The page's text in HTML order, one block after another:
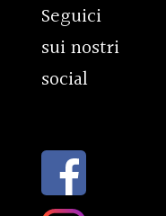
Seguici
sui nostri
social